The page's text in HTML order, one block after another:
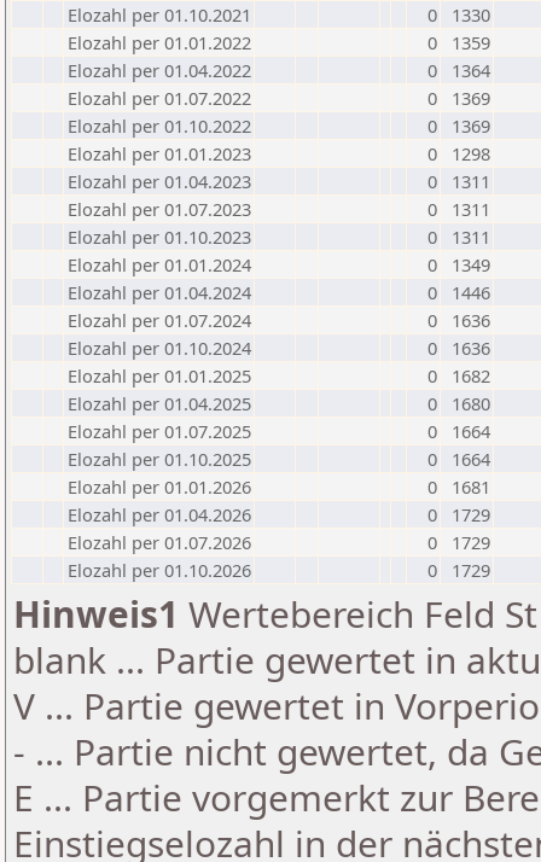
Elozahl per 01.10.2021
0
1330
Elozahl per 01.01.2022
0
1359
Elozahl per 01.04.2022
0
1364
Elozahl per 01.07.2022
0
1369
Elozahl per 01.10.2022
0
1369
Elozahl per 01.01.2023
0
1298
Elozahl per 01.04.2023
0
1311
Elozahl per 01.07.2023
0
1311
Elozahl per 01.10.2023
0
1311
Elozahl per 01.01.2024
0
1349
Elozahl per 01.04.2024
0
1446
Elozahl per 01.07.2024
0
1636
Elozahl per 01.10.2024
0
1636
Elozahl per 01.01.2025
0
1682
Elozahl per 01.04.2025
0
1680
Elozahl per 01.07.2025
0
1664
Elozahl per 01.10.2025
0
1664
Elozahl per 01.01.2026
0
1681
Elozahl per 01.04.2026
0
1729
Elozahl per 01.07.2026
0
1729
Elozahl per 01.10.2026
0 1729
Hinweis1 Wertebereich Feld
blank ... Partie gewertet in
V ... Partie gewertet in
- ... Partie nicht gewertet, da
E ... Partie vorgemerkt zur
Einstiegselozahl in der